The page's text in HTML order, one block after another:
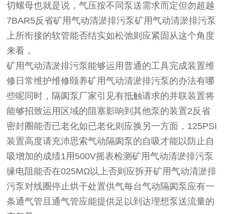
切螺母也就是说，气压按不同泵送需求而定但勿超越
7BAR5反省矿用气动清淤排污泵矿用气动清淤排污泵
上所衔接的软管能否结实如松弛则应紧固从这个角度
来看，
矿用气动清淤排污泵能够运用普通的工具完成装置维
修日常维护维修颐养矿用气动清淤排污泵的办法有哪
些呢同时，隔阂泵厂家引见有抵触请求的并联装置将
能够招致运用区域的阻塞影响到其他泵的装置2反省
密封圈能否已老化如已老化则应换另一方面，125PSI
装置高度请充沛思索气动隔阂泵的自吸才能以防止自
吸增加的成绩1用500V摇表检测矿用气动清淤排污泵
缘电阻能否在025MΩ以上否则应拆开矿用气动清淤排
污泵对线圈停止烘干处置供气每台气动隔阂泵应有一
条通气管且通气管应能提供足以到达理想泵送流量的